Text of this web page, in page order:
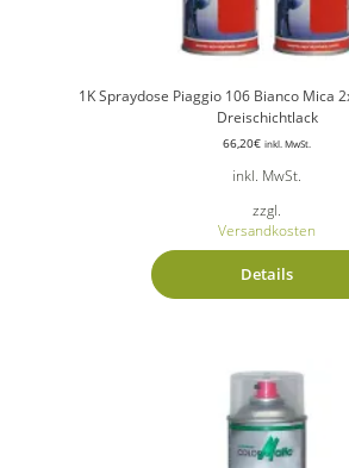
1K Spraydose Piaggio 106 Bianco Mica
Dreischichtlack
66,20€ inkl. MwSt.
inkl. MwSt.
zzgl.
Versandkosten
Details